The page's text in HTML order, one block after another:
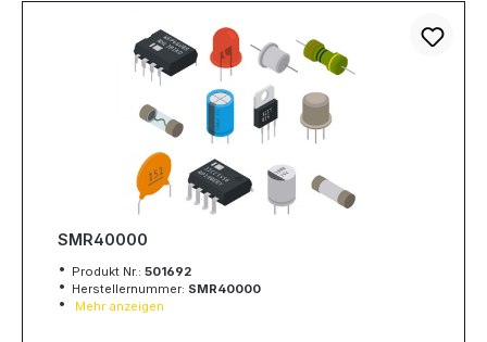
SMR40000
Produkt Nr.: 501692
Herstellernummer: SMR40000
Mehr anzeigen